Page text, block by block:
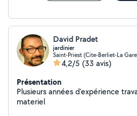
David Pradet
jardinier
Saint-Priest (Cite-Berliet-La
4,2/5 (33 avis)
Présentation
Plusieurs années d'expérience
materiel